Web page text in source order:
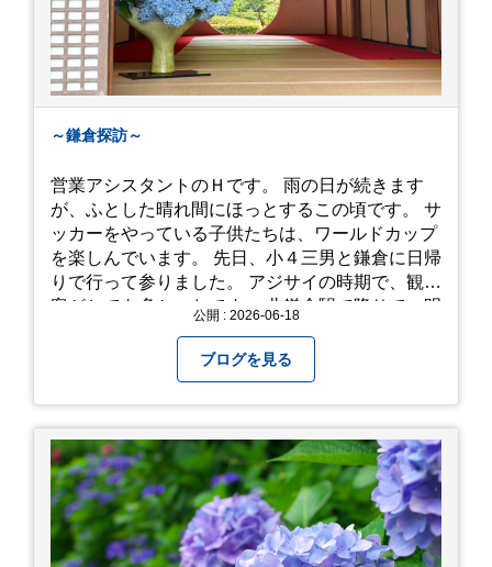
～鎌倉探訪～
営業アシスタントのＨです。 雨の日が続きます
が、ふとした晴れ間にほっとするこの頃です。 サ
ッカーをやっている子供たちは、ワールドカップ
を楽しんでいます。 先日、小４三男と鎌倉に日帰
りで行って参りました。 アジサイの時期で、観光
客がとても多かったです。 北鎌倉駅で降りて、明
器を購入⇒お昼ご飯⇒鶴岡八幡宮⇒江ノ電で大仏
へ。 江ノ島は時間切れで断念！ 明月院のアジサ
イは白にフチが紫のが特に素敵だと思いました。
中１次男が小学校の修学旅行で鎌倉に行った時に
お昼を食べてお勧めという「玉子焼おざわ」のだ
し巻き卵はとてもおいしかったです。 鶴岡八幡宮
のハスは時期が早かったですが、来月は見事だろ
うなぁ。 それでは、皆さん、梅雨冷えの日もござ
いますが、お元気でお過ごし下さい。
公開 : 2026-06-18
ブログを見る